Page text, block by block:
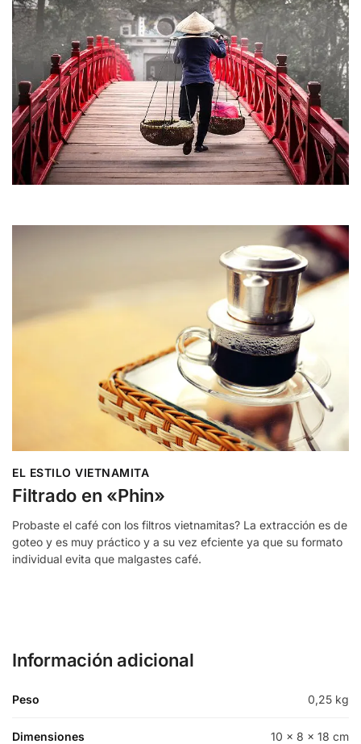
EL ESTILO VIETNAMITA
Filtrado en «Phin»
Probaste el café con los filtros vietnamitas? La extracción es de
goteo y es muy práctico y a su vez efciente ya que su formato
individual evita que malgastes café.
Información adicional
Peso 0,25 kg
Dimensiones 10 × 8 × 18 cm